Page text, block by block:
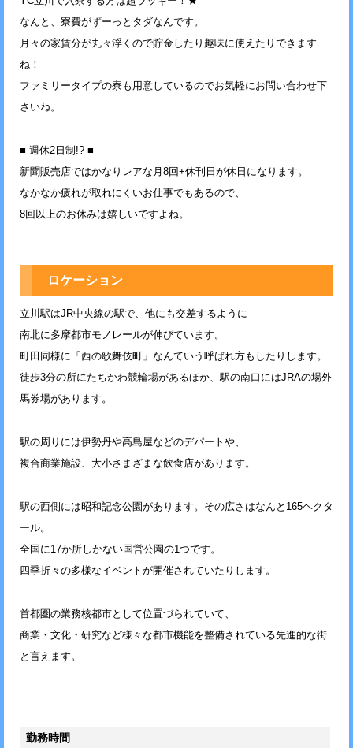
なんと、寮費がずーっとタダなんです。
月々の家賃分が丸々浮くので貯金したり趣味に使えたりできます
ね！
ファミリータイプの寮も用意しているのでお気軽にお問い合わせ下
さいね。
■ 週休2日制!? ■
新聞販売店ではかなりレアな月8回+休刊日が休日になります。
なかなか疲れが取れにくいお仕事でもあるので、
8回以上のお休みは嬉しいですよね。
ロケーション
立川駅はJR中央線の駅で、他にも交差するように
南北に多摩都市モノレールが伸びています。
町田同様に「西の歌舞伎町」なんていう呼ばれ方もしたりします。
徒歩3分の所にたちかわ競輪場があるほか、駅の南口にはJRAの場外
馬券場があります。
駅の周りには伊勢丹や高島屋などのデパートや、
複合商業施設、大小さまざまな飲食店があります。
駅の西側には昭和記念公園があります。その広さはなんと165ヘクタ
ール。
全国に17か所しかない国営公園の1つです。
四季折々の多様なイベントが開催されていたりします。
首都圏の業務核都市として位置づられていて、
商業・文化・研究など様々な都市機能を整備されている先進的な街
と言えます。
勤務時間